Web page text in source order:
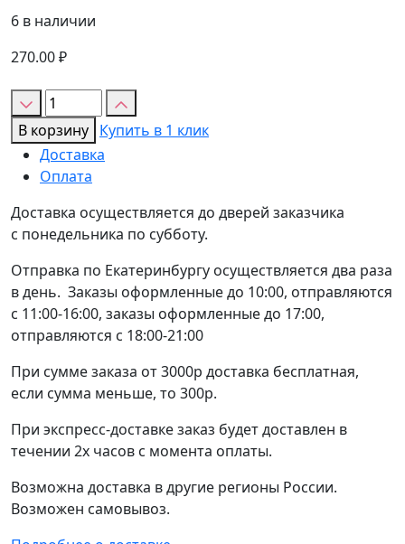
6 в наличии
270.00₽
Количество
товара
Кандурин
"GLICAN"
Цвет
нежности
10гр
В корзину Купить в 1 клик
Доставка
Оплата
Доставка осуществляется до дверей заказчика
с понедельника по субботу.
Отправка по Екатеринбургу осуществляется два раза
в день. Заказы оформленные до 10:00, отправляются
с 11:00-16:00, заказы оформленные до 17:00,
отправляются с 18:00-21:00
При сумме заказа от 3000р доставка бесплатная,
если сумма меньше, то 300р.
При экспресс-доставке заказ будет доставлен в
течении 2х часов с момента оплаты.
Возможна доставка в другие регионы России.
Возможен самовывоз.